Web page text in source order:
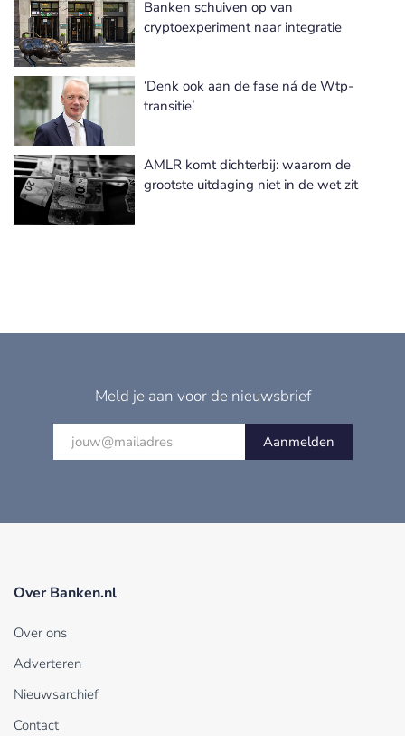
Meer Wet- en Regelgeving nieuws
Banken schuiven op van
cryptoexperiment naar integratie
‘Denk ook aan de fase ná de Wtp-
transitie’
AMLR komt dichterbij: waarom de
grootste uitdaging niet in de wet zit
Meld je aan voor de nieuwsbrief
Aanmelden
Over Banken.nl
Over ons
Adverteren
Nieuwsarchief
Contact